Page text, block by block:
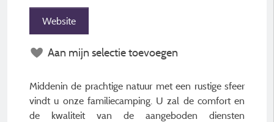
Website
Aan mijn selectie toevoegen
Middenin de prachtige natuur met een rustige sfeer
vindt u onze familiecamping. U zal de comfort en
de kwaliteit van de aangeboden diensten